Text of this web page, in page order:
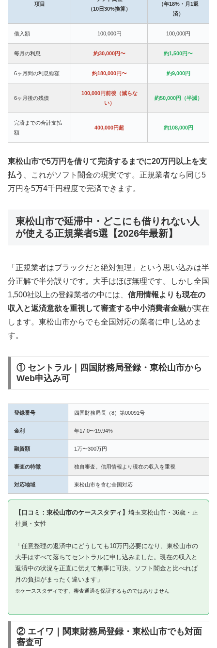
項目
（10日30%換算）
（年18%・月1返
済）
借入額 100,000円 100,000円
毎月の利息 約30,000円〜 約1,500円〜
6ヶ月間の利息総額 約180,000円〜 約9,000円
6ヶ月後の残債
100,000円前後（減らな
い）
約50,000円（半減）
完済までの合計支払
額
400,000円超 約108,000円
東松山市で5万円を借りて完済するまでに20万円以上を支
払う
、これがソフト闇金の現実です。正規業者なら同じ5
万円を5万4千円程度で完済できます。
東松山市で延滞中・どこにも借りれない人
が使える正規業者5選【2026年最新】
「正規業者はブラックだと絶対無理」という思い込みは半
分正解で半分誤りです。大手はほぼ無理です。しかし全国
1,500社以上の登録業者の中には、 信用情報よりも現在の
収入と返済意欲を重視して審査する中小消費者金融が実在
します。東松山市からでも全国対応の業者に申し込めま
す。
① セントラル｜四国財務局登録・東松山市から
Web申込み可
登録番号 四国財務局長（8）第00091号
金利 年17.0〜19.94%
融資額 1万〜300万円
審査の特徴 独自審査。信用情報より現在の収入を重視
対応地域 東松山市を含む全国対応
【口コミ：東松山市のケーススタディ】 埼玉東松山市・36歳・正
社員・女性
「任意整理の返済中にどうしても10万円必要になり、東松山市の
大手はすべて落ちてセントラルに申し込みました。現在の収入と
返済中の状況を正直に伝えて無事に可決。ソフト闇金と比べれば
月の負担がまったく違います」
※ケーススタディです。審査通過を保証するものではありません
② エイワ｜関東財務局登録・東松山市でも対面
審査可